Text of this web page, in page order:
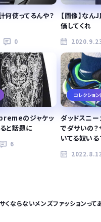
何使ってるんや？
0
【画像】な
価してくれ
のジャケッ
と話題に
6
コレクショ
ダッドスニ
でダサいの
いてる奴いる
くならないメンズファッションって